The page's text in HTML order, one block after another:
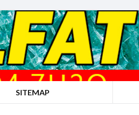
SITEMAP